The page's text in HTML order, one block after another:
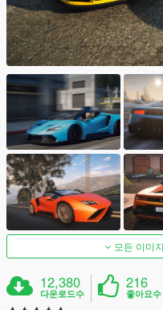
모든 이미
12,380
다운로드수
216
좋아요수